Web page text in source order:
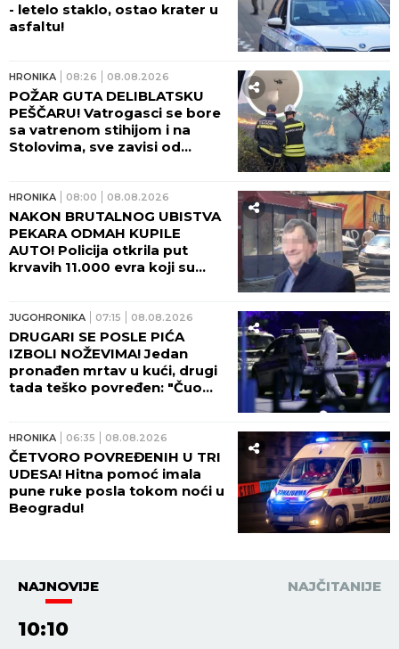
- letelo staklo, ostao krater u
asfaltu!
HRONIKA 08:26 08.08.2026
POŽAR GUTA DELIBLATSKU
PEŠČARU! Vatrogasci se bore
sa vatrenom stihijom i na
Stolovima, sve zavisi od
HRONIKA 08:00 08.08.2026
NAKON BRUTALNOG UBISTVA
PEKARA ODMAH KUPILE
AUTO! Policija otkrila put
krvavih 11.000 evra koji su
plen!
JUGOHRONIKA 07:15 08.08.2026
DRUGARI SE POSLE PIĆA
IZBOLI NOŽEVIMA! Jedan
pronađen mrtav u kući, drugi
tada teško povređen: "Čuo
HRONIKA 06:35 08.08.2026
ČETVORO POVREĐENIH U TRI
UDESA! Hitna pomoć imala
pune ruke posla tokom noći u
Beogradu!
NAJNOVIJE NAJČITANIJE
10:10